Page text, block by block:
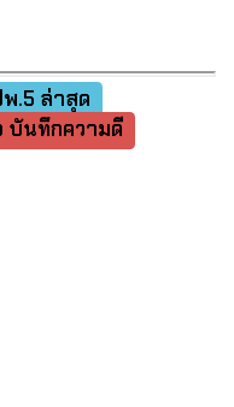
.5 ล่าสุด
บันทึกความดี